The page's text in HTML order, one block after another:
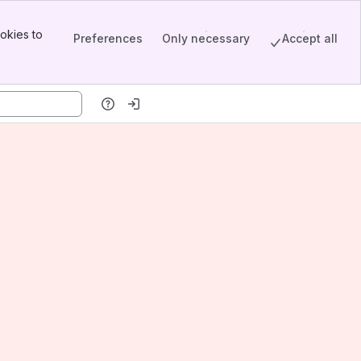
to
Preferences Only necessary Accept all